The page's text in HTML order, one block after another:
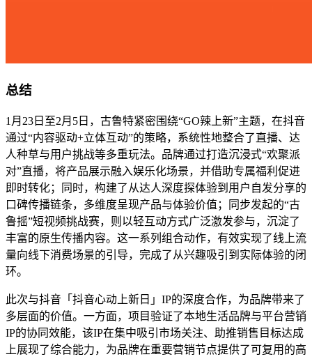
总结
1月23日至2月5日，古鲁特紧密围绕“GO辣上新”主题，在抖音
通过“内容驱动+立体互动”的策略，系统性地整合了直播、达
人种草与用户挑战等多重玩法。品牌通过打造沉浸式“欢聚派
对”直播，将产品展示融入娱乐化场景，并借助专属福利促进
即时转化；同时，构建了从达人深度探体验到用户自发分享的
口碑传播链条，多维度呈现产品与体验价值；同步发起的“古
鲁摇”短视频挑战赛，则以轻互动方式广泛激发参与，沉淀了
丰富的原生传播内容。这一系列组合动作，有效实现了线上流
量向线下消费场景的引导，完成了从兴趣吸引到实际体验的闭
环。
此次与抖音「抖音心动上新日」IP的深度合作，为品牌带来了
多层面的价值。一方面，项目验证了本地生活品牌与平台营销
IP的协同效能，该IP在集中吸引市场关注、助推销售目标达成
上展现了综合能力，为品牌在重要营销节点提供了可复用的高